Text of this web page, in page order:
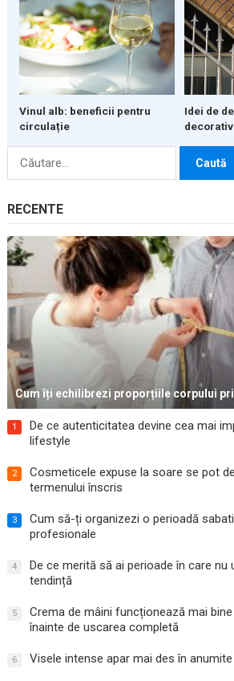
Vinul alb: beneficii pentru
circulație
Idei de
Caută
RECENTE
Cum îți echilibrezi proporțiile corpului
1
De ce autenticitatea devine cea mai
lifestyle
2
Cosmeticele expuse la soare se pot
termenului înscris
3
Cum să-ți organizezi o perioadă
profesionale
4
De ce merită să ai perioade în care nu
tendință
5
Crema de mâini funcționează mai
înainte de uscarea completă
6 Visele intense apar mai des în